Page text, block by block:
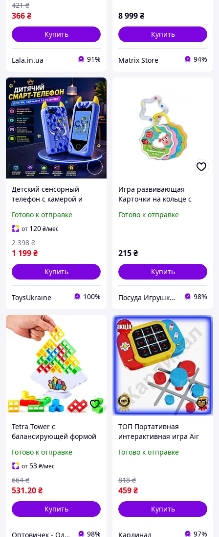
366₴
421 ₴
Купить
Lala.in.ua 91%
8 999₴
Купить
Matrix Store 94%
Детский сенсорный
телефон с камерой и
мультимедийный гаджет
для детей с музыкой,
видео
Готово к отправке
от 120₴/мес
1 199₴
2 398 ₴
Купить
ToysUkraine 100%
Игра развивающая
Карточки на кольце с
фермы и леса' VT2000-30
Готово к отправке
215₴
Купить
Посуда Игрушки Канцелярия Творчество Для Всей Семьи 98%
Tetra Tower с
балансирующей формой
игра
Готово к отправке
от53₴/мес
531.20₴
664 ₴
Купить
Оптовичек - Одесса 98%
TОП Портативная
интерактивная игра Air
нолики с електронною
TOP100
Готово к отправке
459₴
818 ₴
Купить
Кардинал 97%